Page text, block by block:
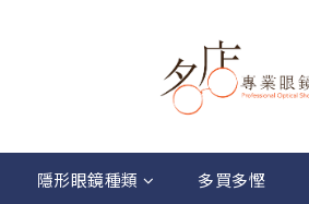
隱形眼鏡種類 多買多慳